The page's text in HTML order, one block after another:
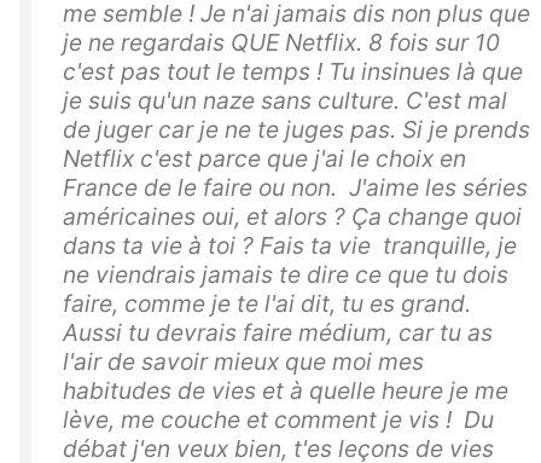
me semble ! Je n'ai jamais dis non plus que
je ne regardais QUE Netflix. 8 fois sur 10
c'est pas tout le temps ! Tu insinues là que
je suis qu'un naze sans culture. C'est mal
de juger car je ne te juges pas. Si je prends
Netflix c'est parce que j'ai le choix en
France de le faire ou non. J'aime les séries
américaines oui, et alors ? Ça change quoi
dans ta vie à toi ? Fais ta vie tranquille, je
ne viendrais jamais te dire ce que tu dois
faire, comme je te l'ai dit, tu es grand.
Aussi tu devrais faire médium, car tu as
l'air de savoir mieux que moi mes
habitudes de vies et à quelle heure je me
lève, me couche et comment je vis ! Du
débat j'en veux bien, t'es leçons de vies